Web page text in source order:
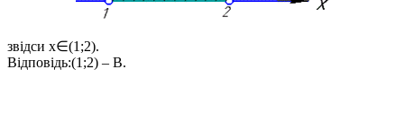
звідси x∈(1;2).
Відповідь:(1;2) – В.